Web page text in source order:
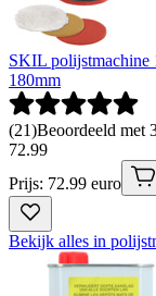
SKIL polijstmachine
180mm
(21)Beoordeeld met
72.99
Prijs: 72.99 euro
Bekijk alles in